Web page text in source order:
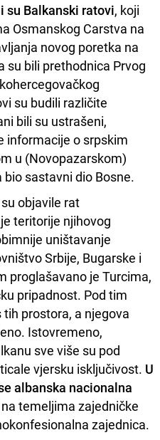
su Balkanski ratovi, koji
Osmanskog Carstva na
novog poretka na
su bili prethodnica Prvog
su budili različite
bili su ustrašeni,
informacije o srpskim
u (Novopazarskom)
sastavni dio Bosne.
objavile rat
teritorije njihovog
uništavanje
Srbije, Bugarske i
proglašavano je Turcima,
pripadnost. Pod tim
prostora, a njegova
Istovremeno,
sve više su pod
vjersku isključivost. U
albanska nacionalna
na temeljima zajedničke
zajednica.